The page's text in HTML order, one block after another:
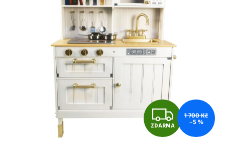
Z
D
ZDARMA
1 700 Kč
–5 %